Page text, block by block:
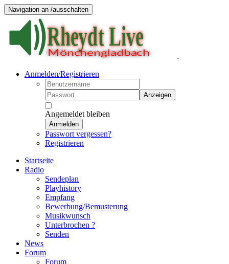
Navigation an-/ausschalten
Anmelden/Registrieren
Anzeigen
Angemeldet bleiben
Anmelden
Passwort vergessen?
Registrieren
Startseite
Radio
Sendeplan
Playhistory
Empfang
Bewerbung/Bemusterung
Musikwunsch
Unterbrochen ?
Senden
News
Forum
Forum